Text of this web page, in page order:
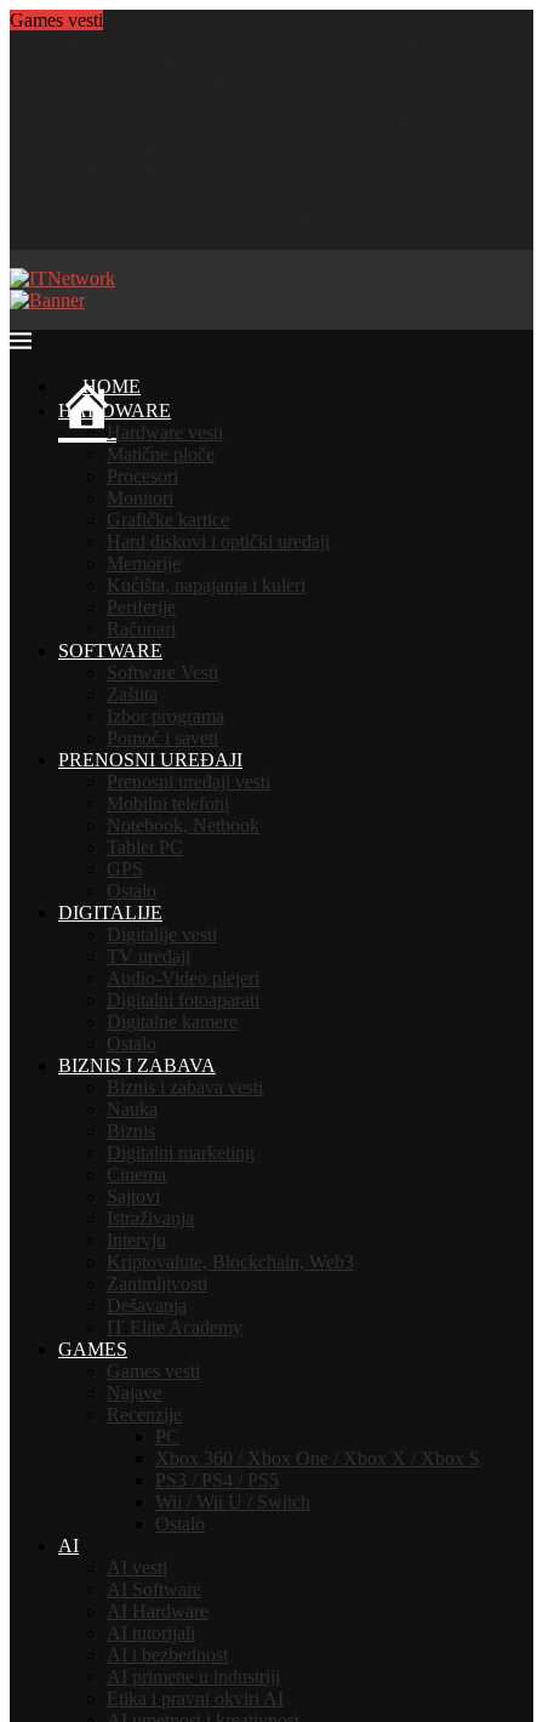
Games vesti
HOME
HARDWARE
Hardware vesti
Matične ploče
Procesori
Monitori
Grafičke kartice
Hard diskovi i optički uređaji
Memorije
Kućišta, napajanja i kuleri
Periferije
Računari
SOFTWARE
Software Vesti
Zaštita
Izbor programa
Pomoć i saveti
PRENOSNI UREĐAJI
Prenosni uređaji vesti
Mobilni telefoni
Notebook, Netbook
Tablet PC
GPS
Ostalo
DIGITALIJE
Digitalije vesti
TV uređaji
Audio-Video plejeri
Digitalni fotoaparati
Digitalne kamere
Ostalo
BIZNIS I ZABAVA
Biznis i zabava vesti
Nauka
Biznis
Digitalni marketing
Cinema
Sajtovi
Istraživanja
Intervju
Kriptovalute, Blockchain, Web3
Zanimljivosti
Dešavanja
IT Elite Academy
GAMES
Games vesti
Najave
Recenzije
PC
Xbox 360 / Xbox One / Xbox X / Xbox S
PS3 / PS4 / PS5
Wii / Wii U / Switch
Ostalo
AI
AI vesti
AI Software
AI Hardware
AI tutorijali
AI i bezbednost
AI primene u industriji
Etika i pravni okviri AI